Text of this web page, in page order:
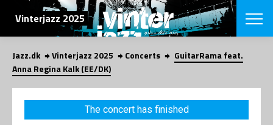
SEARCH
Vinterjazz 2025
Danish
CHOOSE
Jazz.dk Vinterjazz 2025 Concerts
GuitarRama feat.
Anna Regina Kalk (EE/DK)
The concert has finished